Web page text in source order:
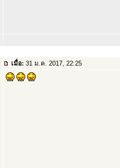
เมื่อ: 31 ม.ค. 2017, 22:25